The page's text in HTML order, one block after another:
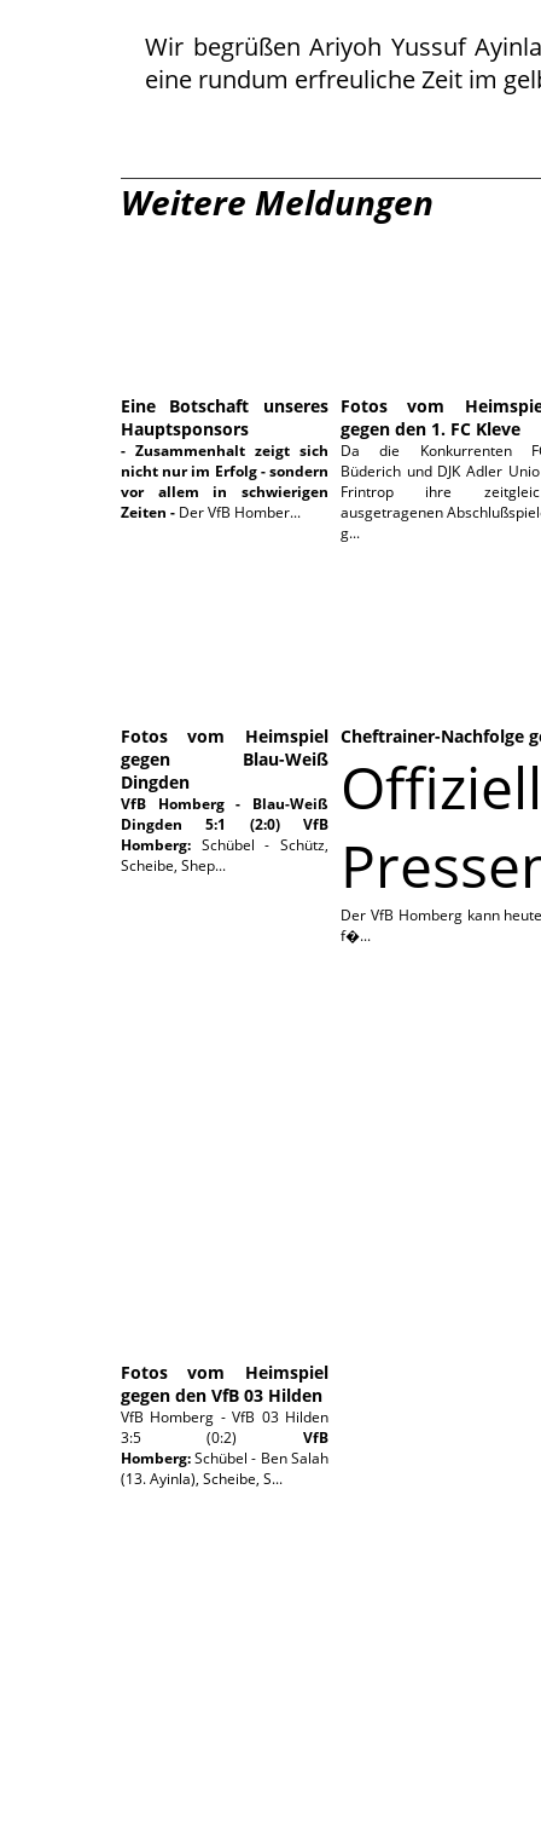
Wir begrüßen Ariyoh Yussuf
eine rundum erfreuliche Zeit im
Weitere Meldungen
Eine Botschaft unseres
Hauptsponsors
- Zusammenhalt zeigt sich
nicht nur im Erfolg - sondern
vor allem in schwierigen
Zeiten - Der VfB Homber...
Fotos vom
gegen den 1. FC Kleve
Da die Konkurrenten
Büderich und DJK Adler
Frintrop ihre
ausgetragenen
g...
Fotos vom Heimspiel
gegen Blau-Weiß
Dingden
VfB Homberg - Blau-Weiß
Dingden 5:1 (2:0)
VfB
Homberg: Schübel - Schütz,
Scheibe, Shep...
Cheftrainer-Nachfolge
Der VfB Homberg kann
f�...
Fotos vom Heimspiel
gegen den VfB 03 Hilden
VfB Homberg - VfB 03 Hilden
3:5 (0:2) VfB
Homberg:Schübel - Ben Salah
(13. Ayinla), Scheibe, S...